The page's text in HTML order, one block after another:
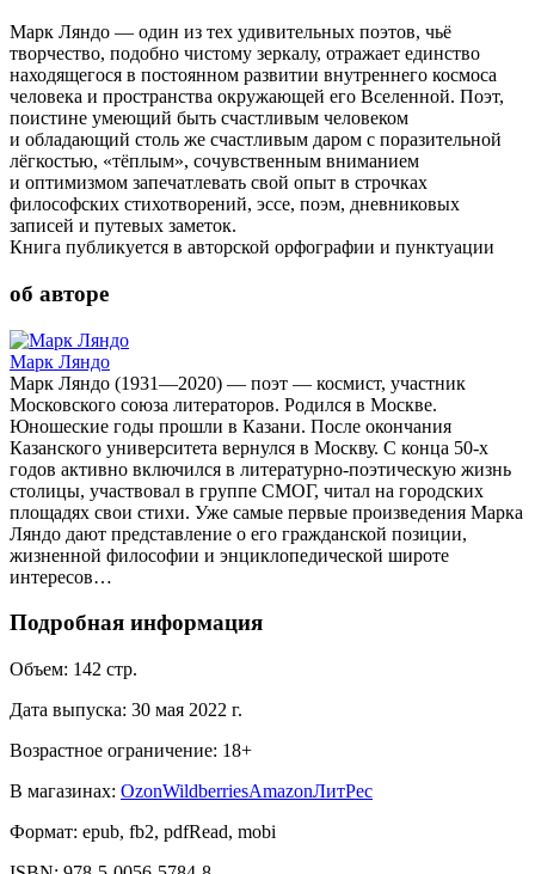
Марк Ляндо — один из тех удивительных поэтов, чьё
творчество, подобно чистому зеркалу, отражает единство
находящегося в постоянном развитии внутреннего космоса
человека и пространства окружающей его Вселенной. Поэт,
поистине умеющий быть счастливым человеком
и обладающий столь же счастливым даром с поразительной
лёгкостью, «тёплым», сочувственным вниманием
и оптимизмом запечатлевать свой опыт в строчках
философских стихотворений, эссе, поэм, дневниковых
записей и путевых заметок.
Книга публикуется в авторской орфографии и пунктуации
об авторе
Марк Ляндо
Марк Ляндо (1931—2020) — поэт — космист, участник
Московского союза литераторов. Родился в Москве.
Юношеские годы прошли в Казани. После окончания
Казанского университета вернулся в Москву. С конца 50-х
годов активно включился в литературно-поэтическую жизнь
столицы, участвовал в группе СМОГ, читал на городских
площадях свои стихи. Уже самые первые произведения Марка
Ляндо дают представление о его гражданской позиции,
жизненной философии и энциклопедической широте
интересов…
Подробная информация
Объем: 142 стр.
Дата выпуска: 30 мая 2022 г.
Возрастное ограничение: 18+
В магазинах: OzonWildberriesAmazonЛитРес
Формат: epub, fb2, pdfRead, mobi